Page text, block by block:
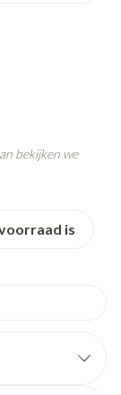
is
bekijken we